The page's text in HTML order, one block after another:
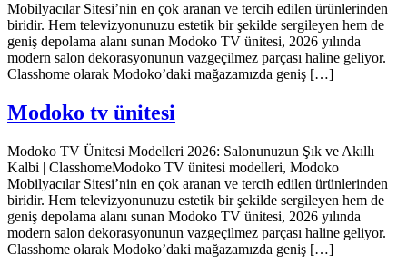
Mobilyacılar Sitesi’nin en çok aranan ve tercih edilen ürünlerinden
biridir. Hem televizyonunuzu estetik bir şekilde sergileyen hem de
geniş depolama alanı sunan Modoko TV ünitesi, 2026 yılında
modern salon dekorasyonunun vazgeçilmez parçası haline geliyor.
Classhome olarak Modoko’daki mağazamızda geniş […]
Modoko tv ünitesi
Modoko TV Ünitesi Modelleri 2026: Salonunuzun Şık ve Akıllı
Kalbi | ClasshomeModoko TV ünitesi modelleri, Modoko
Mobilyacılar Sitesi’nin en çok aranan ve tercih edilen ürünlerinden
biridir. Hem televizyonunuzu estetik bir şekilde sergileyen hem de
geniş depolama alanı sunan Modoko TV ünitesi, 2026 yılında
modern salon dekorasyonunun vazgeçilmez parçası haline geliyor.
Classhome olarak Modoko’daki mağazamızda geniş […]